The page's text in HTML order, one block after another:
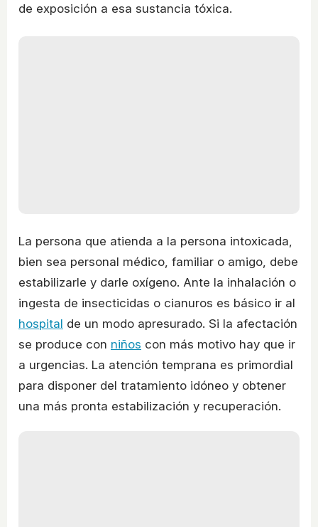
de exposición a esa sustancia tóxica.
La persona que atienda a la persona intoxicada,
bien sea personal médico, familiar o amigo, debe
estabilizarle y darle oxígeno. Ante la inhalación o
ingesta de insecticidas o cianuros es básico ir al
hospital de un modo apresurado. Si la afectación
se produce con niños con más motivo hay que ir
a urgencias. La atención temprana es primordial
para disponer del tratamiento idóneo y obtener
una más pronta estabilización y recuperación.